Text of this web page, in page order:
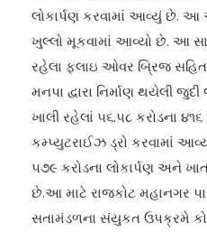
લોકાર્પણ કરવામાં આવ્યું છે.
ખુલ્લો મૂકવામાં આવ્યો છે. આ
રહેલા ફ્લાઇ ઓવર બ્રિજ
મનપા દ્વારા નિર્માણ થયેલી
ખાલી રહેલાં ૫૬.૫૮ કરોડના
કમ્પ્યુટરાઈઝ ડ્રો કરવામાં
૫૭૯ કરોડના લોકાર્પણ અને
છે.આ માટે રાજકોટ મહાનગર
સતામંડળના સંયુકત ઉપક્રમે